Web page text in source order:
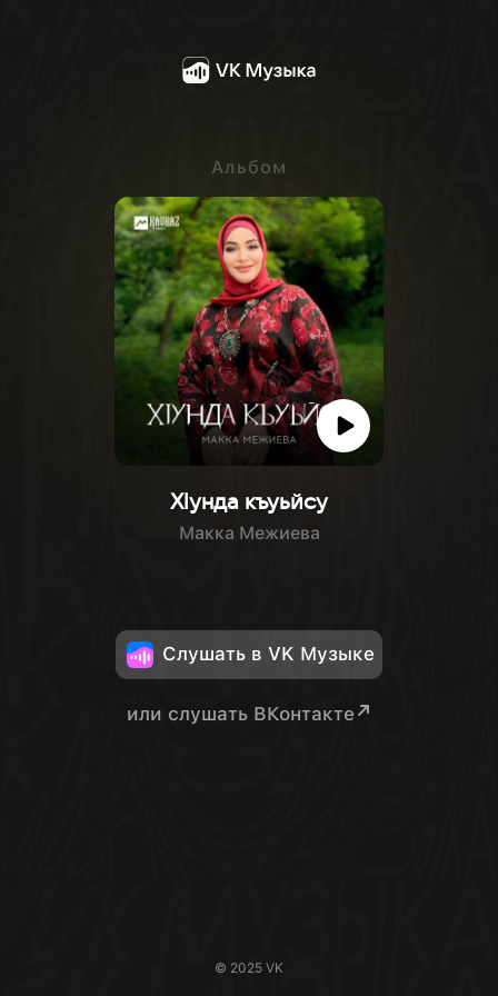
Альбом
Хlунда къуьйсу
Макка Межиева
Слушать в VK Музыке
или слушать ВКонтакте
© 2025 VK